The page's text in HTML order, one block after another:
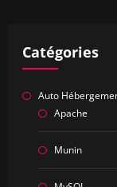
Catégories
Auto
Apache
Munin